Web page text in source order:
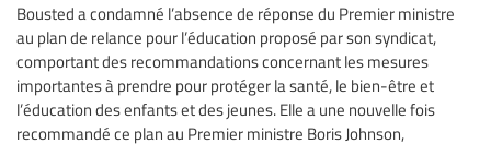
Bousted a condamné l’absence de réponse du Premier ministre
au plan de relance pour l’éducation proposé par son syndicat,
comportant des recommandations concernant les mesures
importantes à prendre pour protéger la santé, le bien-être et
l’éducation des enfants et des jeunes. Elle a une nouvelle fois
recommandé ce plan au Premier ministre Boris Johnson,